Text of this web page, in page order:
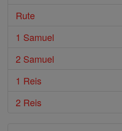
Rute
1 Samuel
2 Samuel
1 Reis
2 Reis